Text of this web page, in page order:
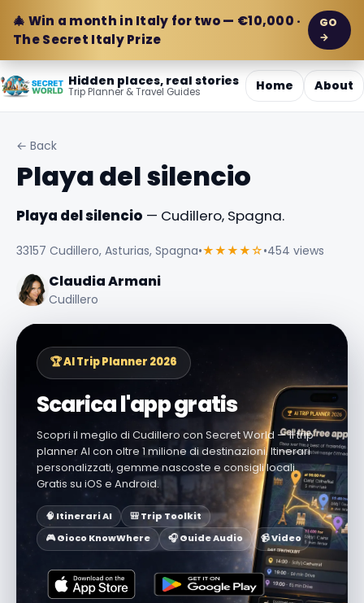
🎄 Win a month in Italy for two — €10,000 ·
The Secret Italy Prize
GO
→
Hidden places, real stories
Trip Planner & Travel Guides Home About
← Back
Playa del silencio
Playa del silencio — Cudillero, Spagna.
33157 Cudillero, Asturias, Spagna•★★★★☆•454 views
Claudia Armani
Cudillero
🏆 AI Trip Planner 2026
Scarica l'app gratis
Scopri il meglio di Cudillero con Secret World — il trip
planner AI con oltre 1 milione di destinazioni. Itinerari
personalizzati, gemme nascoste e consigli locali.
Gratis su iOS e Android.
🧠 Itinerari AI
🎒 Trip Toolkit
🎮 Gioco KnowWhere
🎧 Guide Audio 📹 Video